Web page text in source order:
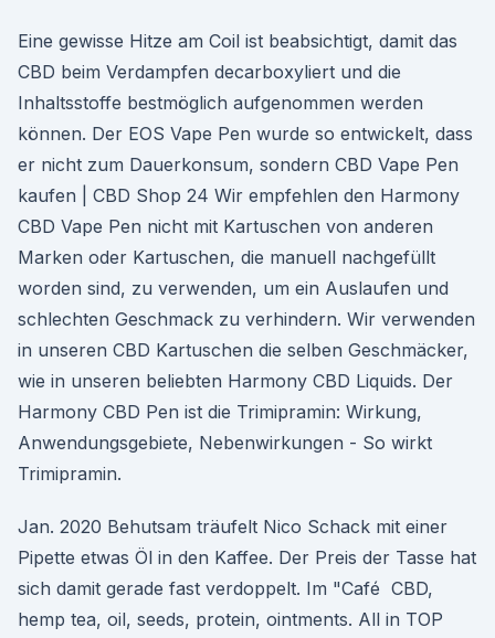
Eine gewisse Hitze am Coil ist beabsichtigt, damit das
CBD beim Verdampfen decarboxyliert und die
Inhaltsstoffe bestmöglich aufgenommen werden
können. Der EOS Vape Pen wurde so entwickelt, dass
er nicht zum Dauerkonsum, sondern CBD Vape Pen
kaufen | CBD Shop 24 Wir empfehlen den Harmony
CBD Vape Pen nicht mit Kartuschen von anderen
Marken oder Kartuschen, die manuell nachgefüllt
worden sind, zu verwenden, um ein Auslaufen und
schlechten Geschmack zu verhindern. Wir verwenden
in unseren CBD Kartuschen die selben Geschmäcker,
wie in unseren beliebten Harmony CBD Liquids. Der
Harmony CBD Pen ist die Trimipramin: Wirkung,
Anwendungsgebiete, Nebenwirkungen - So wirkt
Trimipramin.
Jan. 2020 Behutsam träufelt Nico Schack mit einer
Pipette etwas Öl in den Kaffee. Der Preis der Tasse hat
sich damit gerade fast verdoppelt. Im "Café CBD,
hemp tea, oil, seeds, protein, ointments. All in TOP